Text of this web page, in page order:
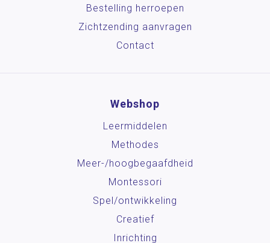
Bestelling herroepen
Zichtzending aanvragen
Contact
Webshop
Leermiddelen
Methodes
Meer-/hoog­begaafdheid
Montessori
Spel/ontwikkeling
Creatief
Inrichting